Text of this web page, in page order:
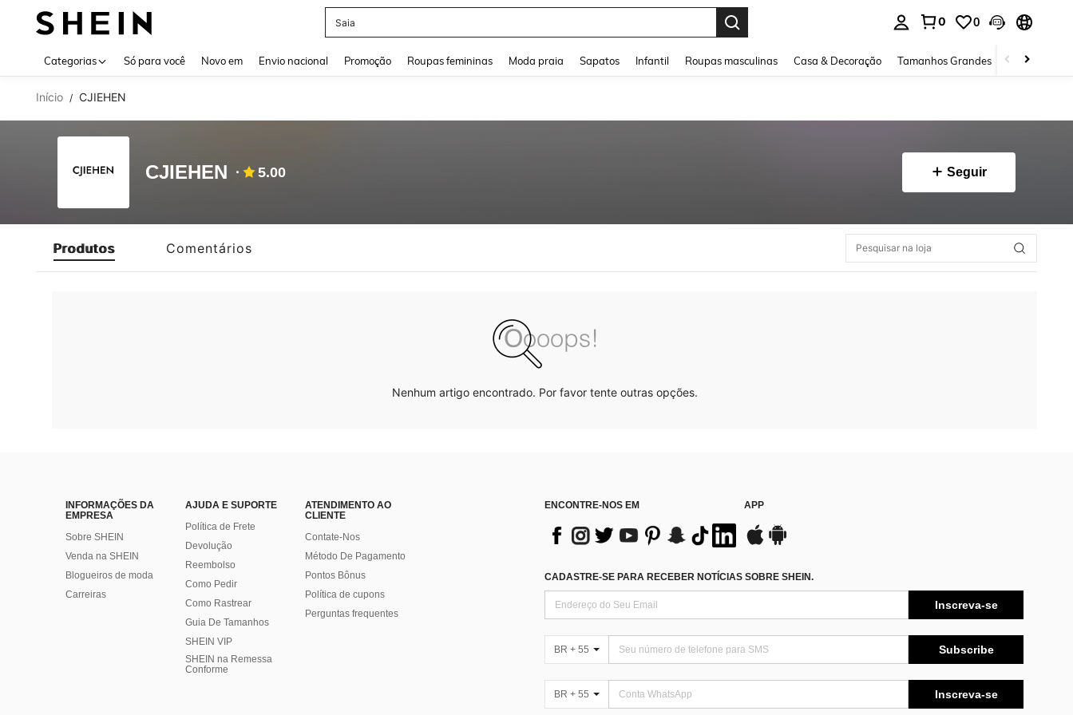
Saia
0 0
Categorias Só para você Novo em Envio nacional Promoção Roupas femininas Moda praia Sapatos Infantil Roupas masculinas Casa & Decoração Tamanhos Grandes Joias e
Início / CJIEHEN
CJIEHEN 5.00 Seguir
Produtos Comentários
Nenhum artigo encontrado. Por favor tente outras opções.
INFORMAÇÕES DA
EMPRESA
Sobre SHEIN
Venda na SHEIN
Blogueiros de moda
Carreiras
AJUDA E SUPORTE
Política de Frete
Devolução
Reembolso
Como Pedir
Como Rastrear
Guia De Tamanhos
SHEIN VIP
SHEIN na Remessa
Conforme
ATENDIMENTO AO
CLIENTE
Contate-Nos
Método De Pagamento
Pontos Bônus
Política de cupons
Perguntas frequentes
ENCONTRE-NOS EM APP
CADASTRE-SE PARA RECEBER NOTÍCIAS SOBRE SHEIN.
Inscreva-se
BR + 55 Subscribe
BR + 55 Inscreva-se